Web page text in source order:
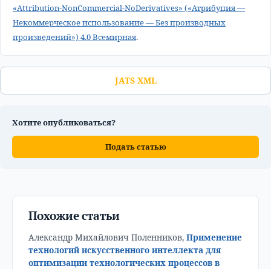
«Attribution-NonCommercial-NoDerivatives» («Атрибуция —
Некоммерческое использование — Без производных
произведений») 4.0 Всемирная.
JATS XML
Хотите опубликоваться?
Подать статью
Похожие статьи
Александр Михайлович Поленников, Применение
технологий искусственного интеллекта для
оптимизации технологических процессов в